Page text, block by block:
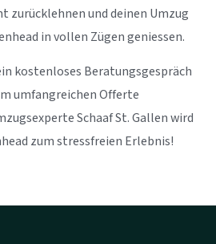
zurücklehnen und deinen Umzug
in vollen Zügen geniessen.
kostenloses Beratungsgespräch
umfangreichen Offerte
Schaaf St. Gallen wird
zum stressfreien Erlebnis!